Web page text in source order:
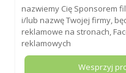
nazwiemy Cię Sponsorem
i/lub nazwę Twojej firmy,
reklamowe na stronach,
reklamowych
Wesprzyj